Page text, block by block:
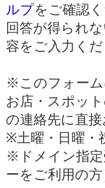
ルプをご確認く
回答が得られな
容をご入力くだ
※このフォーム
お店・スポッ
の連絡先に直
※土曜・日曜・
※ドメイン指定
ーをご利用の